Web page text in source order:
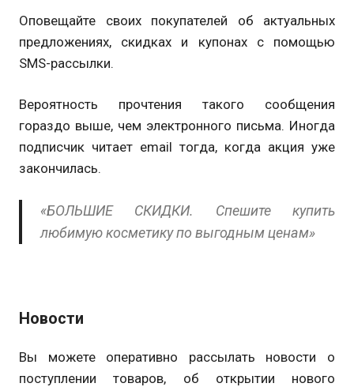
Оповещайте своих покупателей об актуальных
предложениях, скидках и купонах с помощью
SMS-рассылки.
Вероятность прочтения такого сообщения
гораздо выше, чем электронного письма. Иногда
подписчик читает email тогда, когда акция уже
закончилась.
«БОЛЬШИЕ СКИДКИ. Спешите купить
любимую косметику по выгодным ценам»
Новости
Вы можете оперативно рассылать новости о
поступлении товаров, об открытии нового